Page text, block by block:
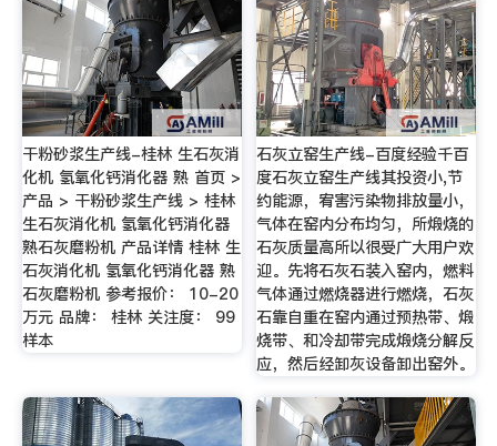
干粉砂浆生产线-桂林 生石灰消
化机 氢氧化钙消化器 熟 首页 >
产品 > 干粉砂浆生产线 > 桂林
生石灰消化机 氢氧化钙消化器
熟石灰磨粉机 产品详情 桂林 生
石灰消化机 氢氧化钙消化器 熟
石灰磨粉机 参考报价： 10-20
万元 品牌： 桂林 关注度： 99
样本
石灰立窑生产线-百度经验千百
度石灰立窑生产线其投资小,节
约能源，宥害污染物排放量小，
气体在窑内分布均匀，所煅烧的
石灰质量高所以很受广大用户欢
迎。先将石灰石装入窑内，燃料
气体通过燃烧器进行燃烧，石灰
石靠自重在窑内通过预热带、煅
烧带、和冷却带完成煅烧分解反
应，然后经卸灰设备卸出窑外。